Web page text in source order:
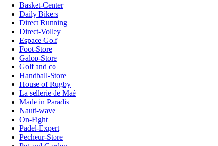
Basket-Center
Daily Bikers
Direct Running
Direct-Volley
Espace Golf
Foot-Store
Galop-Store
Golf and co
Handball-Store
House of Rugby
La sellerie de Maé
Made in Paradis
Nauti-wave
On-Fight
Padel-Expert
Pecheur-Store